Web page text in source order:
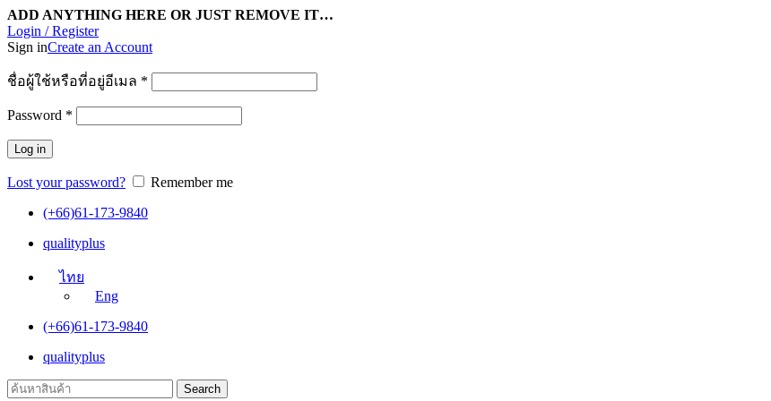
ADD ANYTHING HERE OR JUST REMOVE IT…
Login / Register
Sign inCreate an Account
ชื่อผู้ใช้หรือที่อยู่อีเมล *
Password *
Log in
Lost your password?
Remember me
(+66)61-173-9840
qualityplus
ไทย
Eng
(+66)61-173-9840
qualityplus
Search